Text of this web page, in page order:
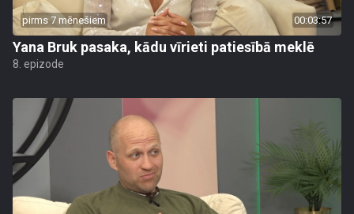
pirms 7 mēnešiem 00:03:57
Yana Bruk pasaka, kādu vīrieti patiesībā meklē
8. epizode